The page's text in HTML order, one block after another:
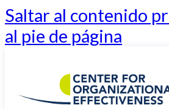
Saltar al contenido
al pie de página